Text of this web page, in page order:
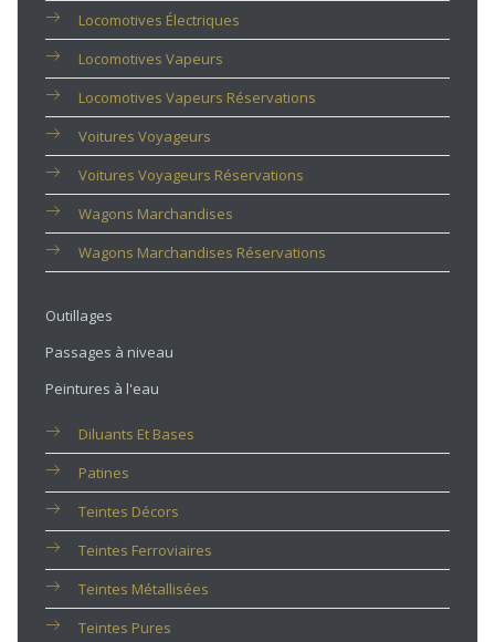
Locomotives Électriques
Locomotives Vapeurs
Locomotives Vapeurs Réservations
Voitures Voyageurs
Voitures Voyageurs Réservations
Wagons Marchandises
Wagons Marchandises Réservations
Outillages
Passages à niveau
Peintures à l'eau
Diluants Et Bases
Patines
Teintes Décors
Teintes Ferroviaires
Teintes Métallisées
Teintes Pures